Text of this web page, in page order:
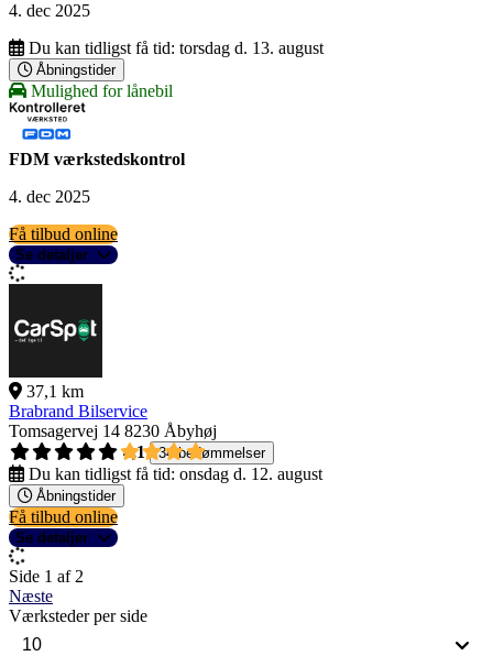
4. dec 2025
Du kan tidligst få tid: torsdag d. 13. august
Åbningstider
Mulighed for lånebil
FDM værkstedskontrol
4. dec 2025
Få tilbud online
Se detaljer
37,1 km
Brabrand Bilservice
Tomsagervej 14 8230 Åbyhøj
4,1
34 bedømmelser
Du kan tidligst få tid: onsdag d. 12. august
Åbningstider
Få tilbud online
Se detaljer
Side 1 af 2
Næste
Værksteder per side